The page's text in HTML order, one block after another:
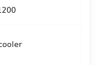
საფოსტო